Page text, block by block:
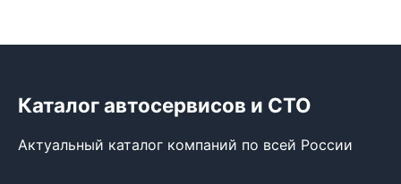
Каталог автосервисов и СТО
Актуальный каталог компаний по всей России